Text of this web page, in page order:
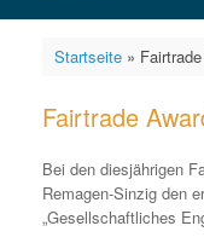
Startseite»
Fairtrade
Bei den diesjährigen
Remagen-Sinzig den
„Gesellschaftliches